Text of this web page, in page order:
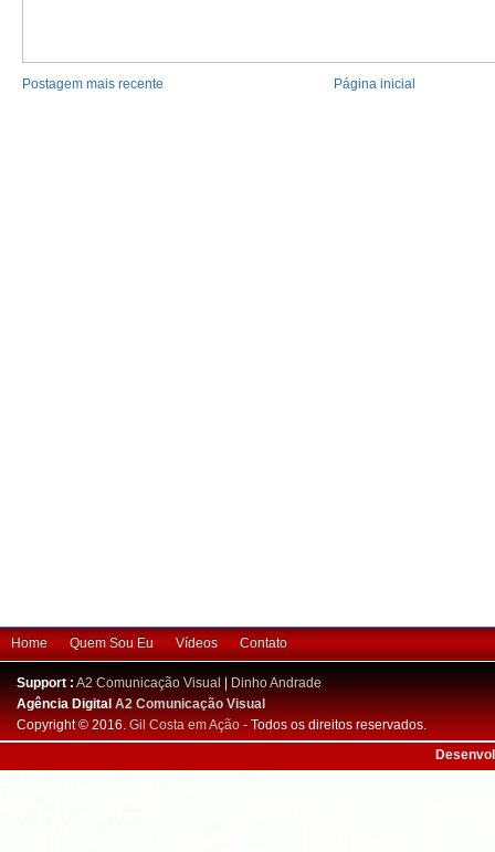
Postagem mais recente Página inicial
Home Quem Sou Eu Vídeos Contato
Support : A2 Comunicação Visual
Dinho Andrade
Agência DigitalA2 Comunicação Visual
Copyright © 2016. Gil Costa em Ação - Todos os direitos reservados.